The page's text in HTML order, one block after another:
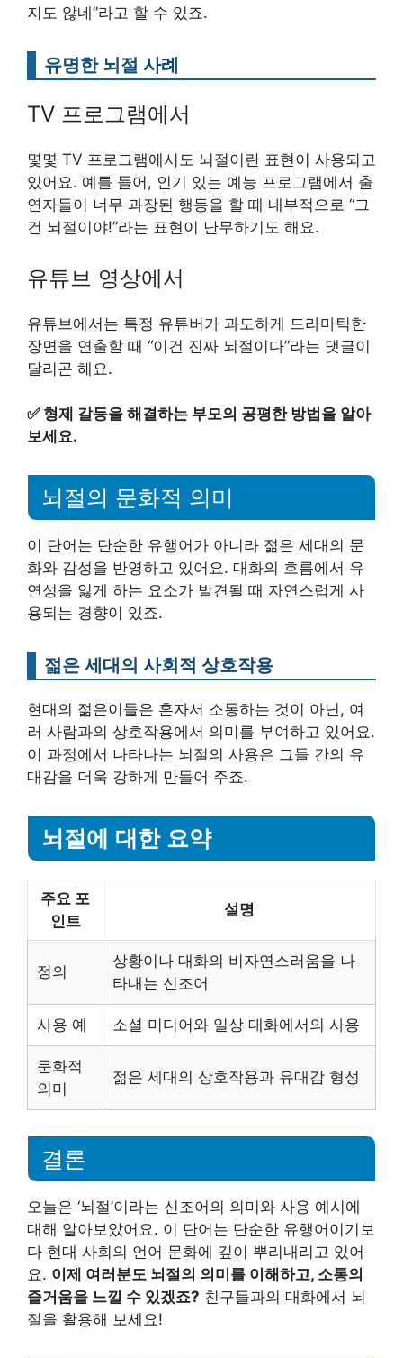
지도 않네”라고 할 수 있죠.
유명한 뇌절 사례
TV 프로그램에서
몇몇 TV 프로그램에서도 뇌절이란 표현이 사용되고
있어요. 예를 들어, 인기 있는 예능 프로그램에서 출
연자들이 너무 과장된 행동을 할 때 내부적으로 “그
건 뇌절이야!”라는 표현이 난무하기도 해요.
유튜브 영상에서
유튜브에서는 특정 유튜버가 과도하게 드라마틱한
장면을 연출할 때 “이건 진짜 뇌절이다”라는 댓글이
달리곤 해요.
✅ 형제 갈등을 해결하는 부모의 공평한 방법을 알아
보세요.
뇌절의 문화적 의미
이 단어는 단순한 유행어가 아니라 젊은 세대의 문
화와 감성을 반영하고 있어요. 대화의 흐름에서 유
연성을 잃게 하는 요소가 발견될 때 자연스럽게 사
용되는 경향이 있죠.
젊은 세대의 사회적 상호작용
현대의 젊은이들은 혼자서 소통하는 것이 아닌, 여
러 사람과의 상호작용에서 의미를 부여하고 있어요.
이 과정에서 나타나는 뇌절의 사용은 그들 간의 유
대감을 더욱 강하게 만들어 주죠.
뇌절에 대한 요약
주요 포
인트
설명
정의
상황이나 대화의 비자연스러움을 나
타내는 신조어
사용 예 소셜 미디어와 일상 대화에서의 사용
문화적
의미
젊은 세대의 상호작용과 유대감 형성
결론
오늘은 ‘뇌절’이라는 신조어의 의미와 사용 예시에
대해 알아보았어요. 이 단어는 단순한 유행어이기보
다 현대 사회의 언어 문화에 깊이 뿌리내리고 있어
요. 이제 여러분도 뇌절의 의미를 이해하고, 소통의
즐거움을 느낄 수 있겠죠? 친구들과의 대화에서 뇌
절을 활용해 보세요!